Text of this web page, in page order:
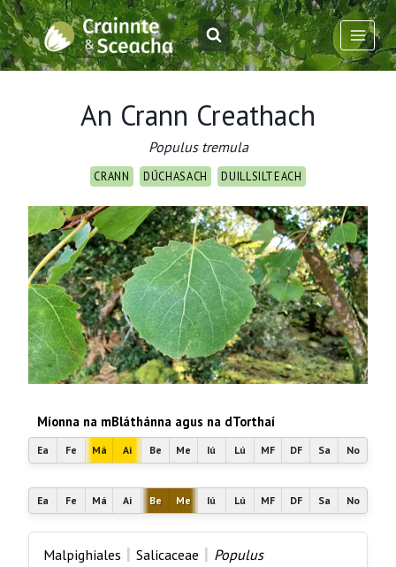
Skip
to
content
An Crann Creathach
Populus tremula
CRANN DÚCHASACH DUILLSILTEACH
Míonna na mBláthánna agus na dTorthaí
Ea Fe Má Ai Be Me Iú Lú MF DF Sa No
Ea Fe Má Ai Be Me Iú Lú MF DF Sa No
Malpighiales | Salicaceae | Populus